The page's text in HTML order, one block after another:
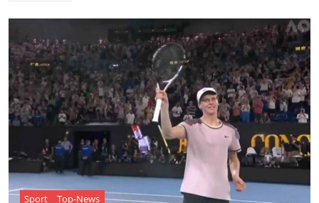
Sport Top-News